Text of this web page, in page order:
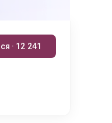
Підписатися · 12 241